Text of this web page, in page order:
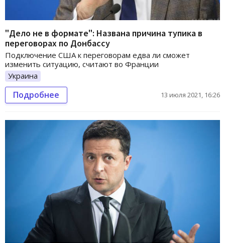
"Дело не в формате": Названа причина тупика в
переговорах по Донбассу
Подключение США к переговорам едва ли сможет
изменить ситуацию, считают во Франции
Украина
Подробнее 13 июля 2021, 16:26